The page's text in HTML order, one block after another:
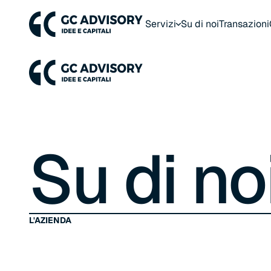
Servizi Su di noiTransazioni
Su di
L'AZIENDA